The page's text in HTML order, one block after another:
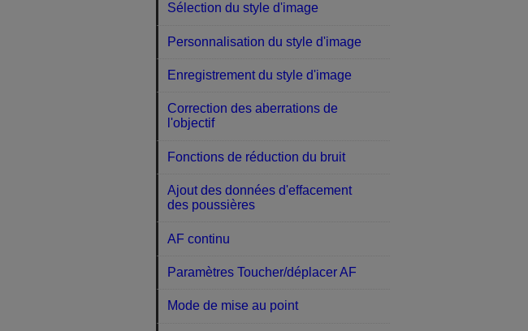
Sélection du style d'image
Personnalisation du style d'image
Enregistrement du style d'image
Correction des aberrations de
l'objectif
Fonctions de réduction du bruit
Ajout des données d'effacement
des poussières
AF continu
Paramètres Toucher/déplacer AF
Mode de mise au point